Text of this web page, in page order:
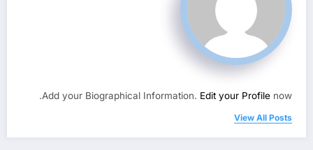
Add your Biographical Information. Edit your Profile now.
View All Posts